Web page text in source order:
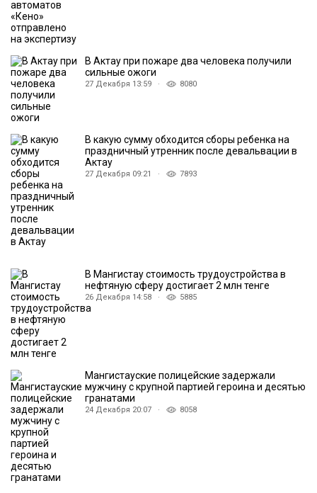
В Актау при пожаре два человека получили
сильные ожоги
27 Декабря 13:59 · 8080
В какую сумму обходится сборы ребенка на
праздничный утренник после девальвации в
Актау
27 Декабря 09:21 · 7893
В Мангистау стоимость трудоустройства в
нефтяную сферу достигает 2 млн тенге
26 Декабря 14:58 · 5885
Мангистауские полицейские задержали
мужчину с крупной партией героина и десятью
гранатами
24 Декабря 20:07 · 8058